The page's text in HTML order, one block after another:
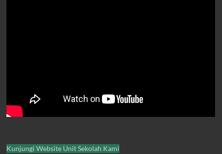
Kunjungi Website Unit Sekolah Kami